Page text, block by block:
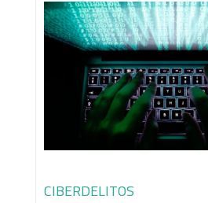
CIBERDELITOS